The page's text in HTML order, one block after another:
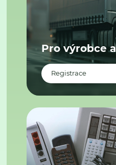
Pro výrobce
Registrace